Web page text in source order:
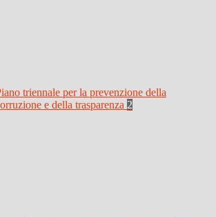
triennale per la prevenzione della
e della trasparenza 2